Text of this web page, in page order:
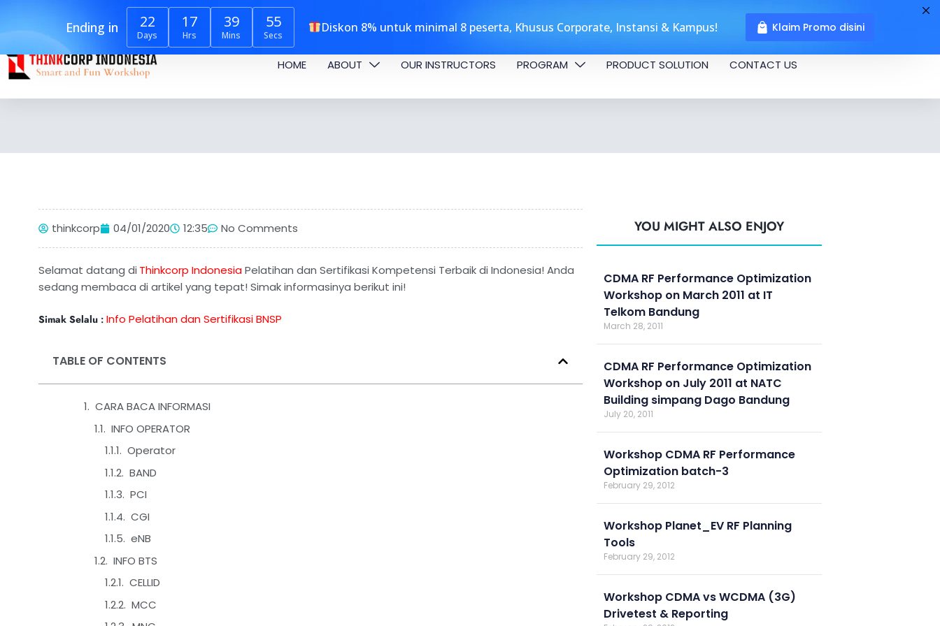
Ending in 22
Days
17
Hrs
39
Mins
54
Secs
Diskon 8% untuk minimal 8 peserta, Khusus Corporate, Instansi & Kampus! Klaim Promo disini
info@thinkcorp.id Surapati, Kota Bandung
HOME ABOUT OUR INSTRUCTORS PROGRAM PRODUCT SOLUTION CONTACT US
thinkcorp 04/01/2020 12:35 No Comments
Selamat datang di Thinkcorp IndonesiaPelatihan dan Sertifikasi Kompetensi Terbaik di Indonesia! Anda
sedang membaca di artikel yang tepat! Simak informasinya berikut ini!
Simak Selalu : Info Pelatihan dan Sertifikasi BNSP
TABLE OF CONTENTS
CARA BACA INFORMASI
INFO OPERATOR
Operator
BAND
PCI
CGI
eNB
INFO BTS
CELLID
MCC
YOU MIGHT ALSO ENJOY
CDMA RF Performance Optimization
Workshop on March 2011 at IT
Telkom Bandung
March 28, 2011
CDMA RF Performance Optimization
Workshop on July 2011 at NATC
Building simpang Dago Bandung
July 20, 2011
Workshop CDMA RF Performance
Optimization batch-3
February 29, 2012
Workshop Planet_EV RF Planning
Tools
February 29, 2012
Workshop CDMA vs WCDMA (3G)
Drivetest & Reporting